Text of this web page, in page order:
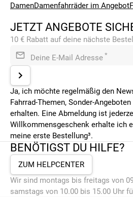
DamenDamenfahrräder im Angebot
JETZT ANGEBOTE
10 € Rabatt auf deine nächste
Deine E-Mail Adresse *
Ja, ich möchte regelmäßig den
Fahrrad-Themen, Sonder-
erhalten. Eine Abmeldung ist
Willkommensgeschenk erhalte ich
meine erste Bestellung³.
BENÖTIGST DU HILFE?
ZUM HELPCENTER
Wir sind montags bis freitags von
samstags von 10.00 bis 15.00 Uhr